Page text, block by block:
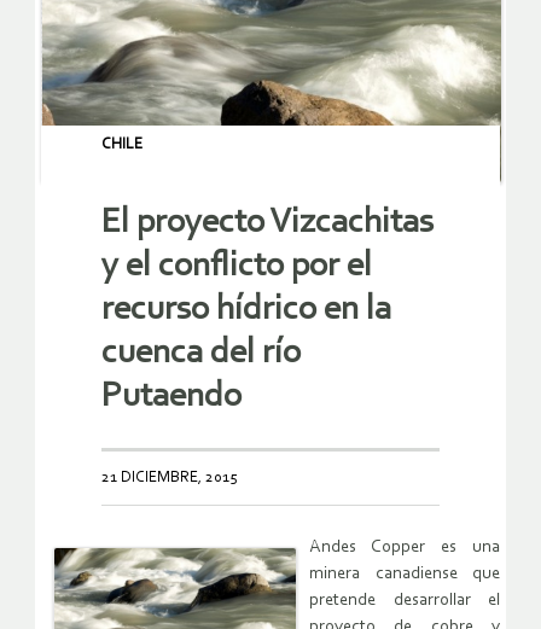
CHILE
El proyecto Vizcachitas
y el conflicto por el
recurso hídrico en la
cuenca del río
Putaendo
21 DICIEMBRE, 2015
Andes Copper es una
minera canadiense que
pretende desarrollar el